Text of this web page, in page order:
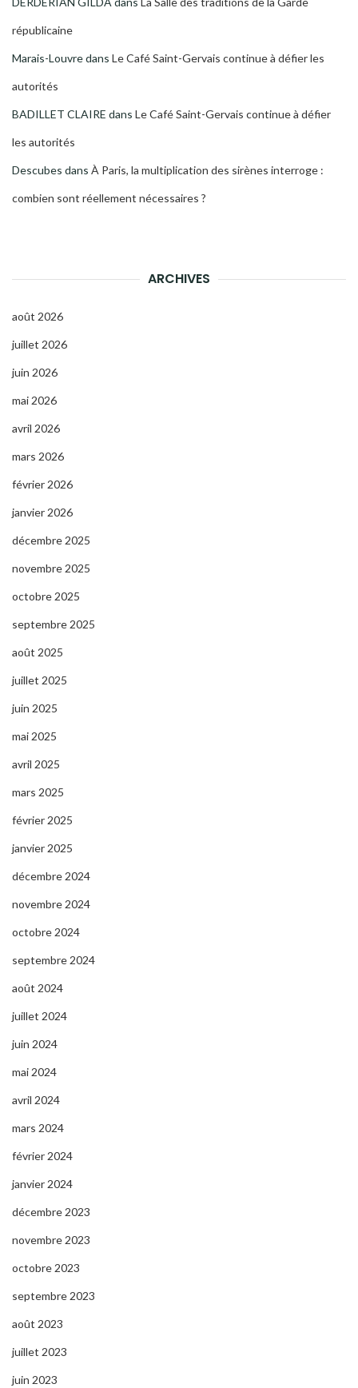
républicaine
Marais-Louvredans Le Café Saint-Gervais continue à défier les
autorités
BADILLET CLAIRE dans Le Café Saint-Gervais continue à défier
les autorités
Descubes dans À Paris, la multiplication des sirènes interroge :
combien sont réellement nécessaires ?
ARCHIVES
août 2026
juillet 2026
juin 2026
mai 2026
avril 2026
mars 2026
février 2026
janvier 2026
décembre 2025
novembre 2025
octobre 2025
septembre 2025
août 2025
juillet 2025
juin 2025
mai 2025
avril 2025
mars 2025
février 2025
janvier 2025
décembre 2024
novembre 2024
octobre 2024
septembre 2024
août 2024
juillet 2024
juin 2024
mai 2024
avril 2024
mars 2024
février 2024
janvier 2024
décembre 2023
novembre 2023
octobre 2023
septembre 2023
août 2023
juillet 2023
juin 2023